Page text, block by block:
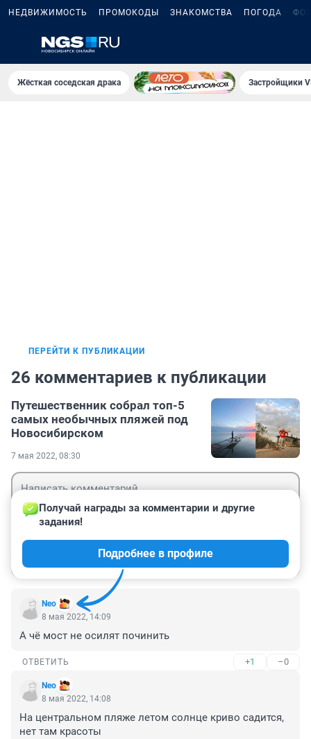
НЕДВИЖИМОСТЬ ПРОМОКОДЫ ЗНАКОМСТВА ПОГОДА
Жёсткая соседская драка Застройщики
ПЕРЕЙТИ К ПУБЛИКАЦИИ
26 комментариев к публикации
Путешественник собрал топ-5
самых необычных пляжей под
Новосибирском
7 мая 2022, 08:30
Nео
Получай награды за комментарии и другие
задания!
Подробнее в профиле
8 мая 2022, 14:09
А чё мост не осилят починить
ОТВЕТИТЬ +1 –0
Nео
8 мая 2022, 14:08
На центральном пляже летом солнце криво садится,
нет там красоты